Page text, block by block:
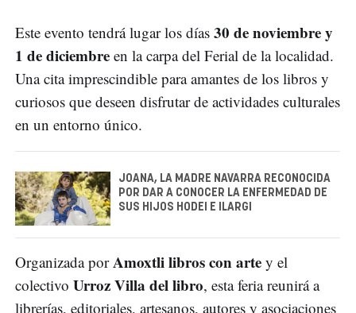
Este evento tendrá lugar los días 30 de noviembre y
1 de diciembre en la carpa del Ferial de la localidad.
Una cita imprescindible para amantes de los libros y
curiosos que deseen disfrutar de actividades culturales
en un entorno único.
JOANA, LA MADRE NAVARRA RECONOCIDA
POR DAR A CONOCER LA ENFERMEDAD DE
SUS HIJOS HODEI E ILARGI
Organizada porAmoxtli libros con arte y el
colectivo Urroz Villa del libro, esta feria reunirá a
librerías, editoriales, artesanos, autores y asociaciones